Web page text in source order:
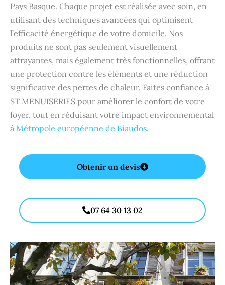
Pays Basque. Chaque projet est réalisée avec soin, en
utilisant des techniques avancées qui optimisent
l’efficacité énergétique de votre domicile. Nos
produits ne sont pas seulement visuellement
attrayantes, mais également très fonctionnelles, offrant
une protection contre les éléments et une réduction
significative des pertes de chaleur. Faites confiance à
ST MENUISERIES pour améliorer le confort de votre
foyer, tout en réduisant votre impact environnemental
à Métropole européenne de Biaudos.
Obtenir un devis
07 64 30 13 02